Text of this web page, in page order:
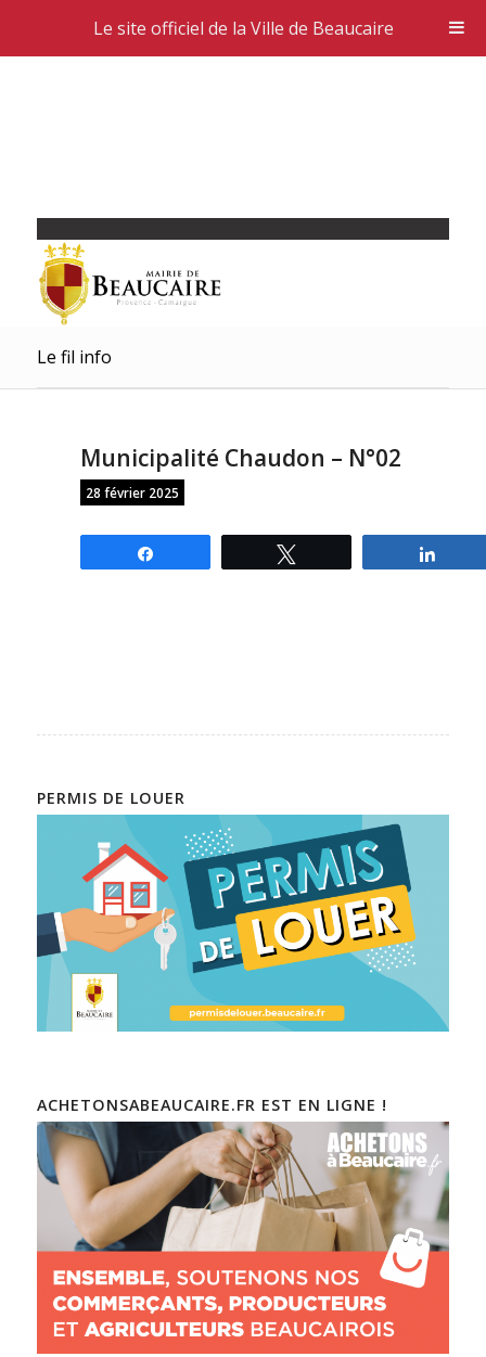
Le fil info
Municipalité Chaudon – N°02
28 février 2025
PERMIS DE LOUER
ACHETONSABEAUCAIRE.FR EST EN LIGNE !
Le site officiel de la Ville de Beaucaire